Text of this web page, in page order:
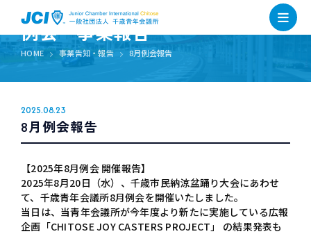
例会・事業報告
HOME 事業告知・報告 8月例会報告
2025.08.23
8月例会報告
【2025年8月例会 開催報告】
2025年8月20日（水）、千歳市民納涼盆踊り大会にあわせ
て、千歳青年会議所8月例会を開催いたしました。
当日は、当青年会議所が今年度より新たに実施している広報
企画「CHITOSE JOY CASTERS PROJECT」 の結果発表も